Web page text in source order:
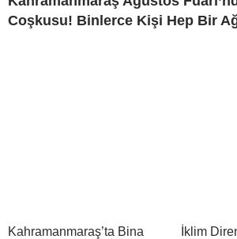
Coşkusu! Binlerce Kişi Hep Bir
Kahramanmaraş’ta Bina
İklim